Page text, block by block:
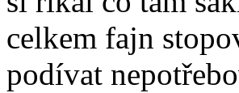
celkem fajn
podívat